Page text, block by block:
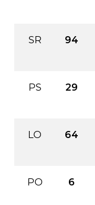
SR 94
PS 29
LO 64
PO 6